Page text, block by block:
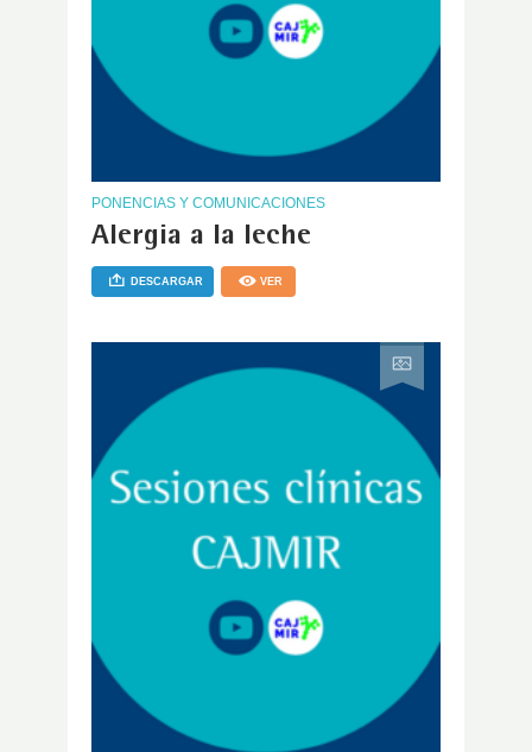
PONENCIAS Y COMUNICACIONES
Alergia a la leche
DESCARGAR VER